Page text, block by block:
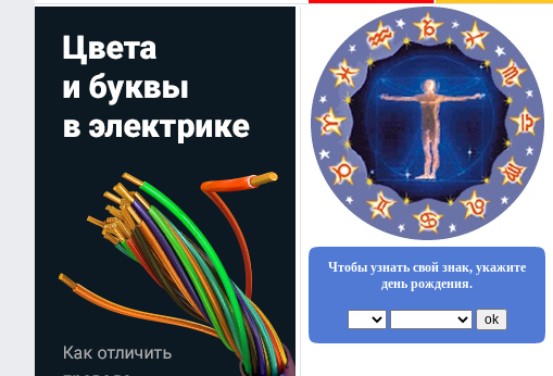
Чтобы узнать свой знак, укажите
день рождения.